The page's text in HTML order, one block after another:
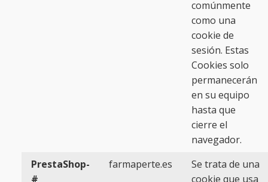
comúnmente
como una
cookie de
sesión. Estas
Cookies solo
permanecerán
en su equipo
hasta que
cierre el
navegador.
PrestaShop-
#
farmaperte.es
Se trata de una
cookie que usa